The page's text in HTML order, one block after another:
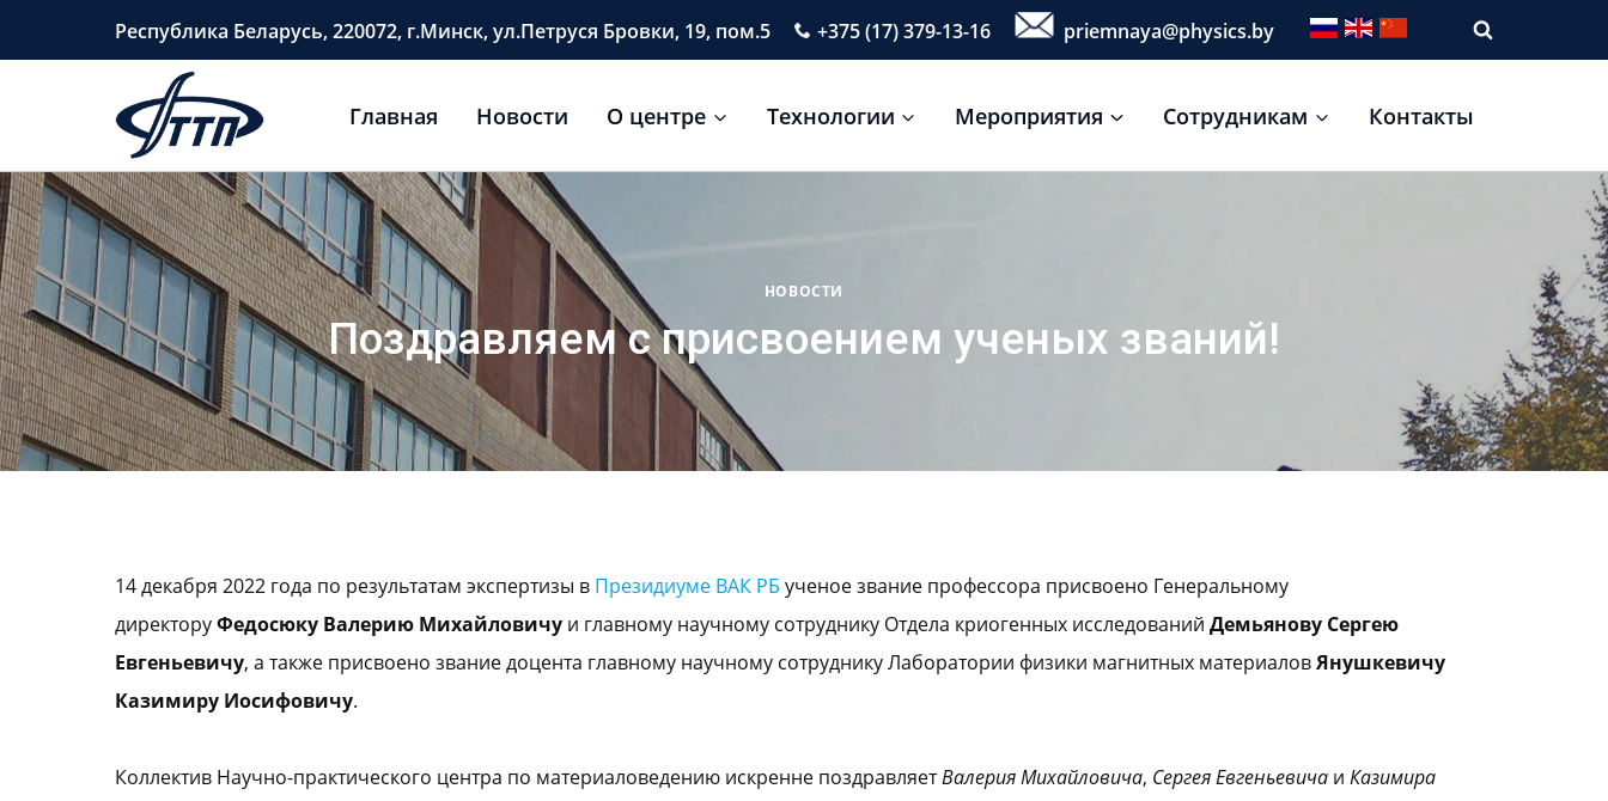
к
Республика Беларусь, 220072, г.Минск, ул.Петруся Бровки, 19, пом.5 +375 (17) 379-13-16 priemnaya@physics.by
Главная Новости О центре Технологии Мероприятия Сотрудникам Контакты
НОВОСТИ
Поздравляем с присвоением ученых званий!
14 декабря 2022 года по результатам экспертизы в Президиуме ВАК РБ ученое звание профессора присвоено Генеральному
директоруФедосюку Валерию Михайловичу и главному научному сотруднику Отдела криогенных исследований Демьянову Сергею
Евгеньевичу, а также присвоено звание доцента главному научному сотруднику Лаборатории физики магнитных материаловЯнушкевичу
Казимиру Иосифовичу.
Коллектив Научно-практического центра по материаловедению искренне поздравляетВалерия Михайловича, Сергея Евгеньевича и Казимира